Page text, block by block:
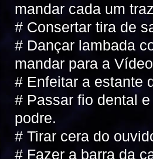
mandar cada um
# Consertar tira de
# Dançar lambada
mandar para a
# Enfeitar a estante
# Passar fio dental
podre.
# Tirar cera do
# Fazer a barra da